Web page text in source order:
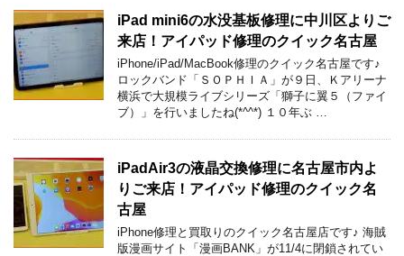
iPad mini6の水没基板修理に中川区よりご
来店！アイパッド修理のクイック名古屋
iPhone/iPad/MacBook修理のクイック名古屋です♪
ロックバンド「ＳＯＰＨＩＡ」が９日、Ｋアリーナ
横浜で大規模ライブシリーズ「獅子に翼５（ファイ
ブ）」を行いましたね(*^^*) １０年ぶ …
iPadAir3の液晶交換修理に名古屋市内よ
りご来店！アイパッド修理のクイック名
古屋
iPhone修理と買取りのクイック名古屋店です♪ 海賊
版漫画サイト「漫画BANK」が11/4に閉鎖されてい